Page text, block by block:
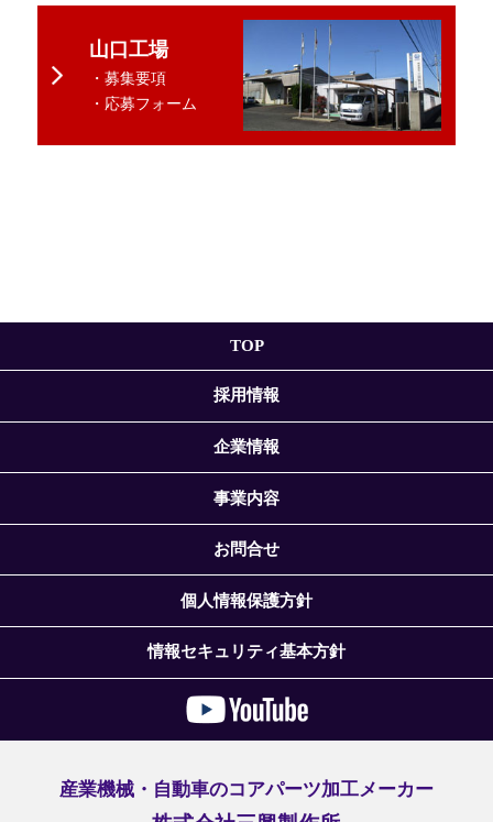
山口工場
・募集要項
・応募フォーム
TOP
採用情報
企業情報
事業内容
お問合せ
個人情報保護方針
情報セキュリティ基本方針
産業機械・自動車のコアパーツ加工メーカー